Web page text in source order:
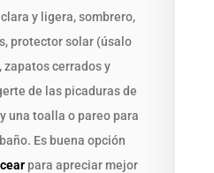
clara y ligera, sombrero,
protector solar (úsalo
zapatos cerrados y
de las picaduras de
una toalla o pareo para
Es buena opción
para apreciar mejor